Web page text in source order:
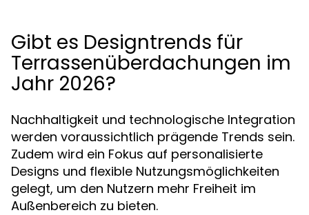
Gibt es Designtrends für
Terrassenüberdachungen im
Jahr 2026?
Nachhaltigkeit und technologische Integration
werden voraussichtlich prägende Trends sein.
Zudem wird ein Fokus auf personalisierte
Designs und flexible Nutzungsmöglichkeiten
gelegt, um den Nutzern mehr Freiheit im
Außenbereich zu bieten.